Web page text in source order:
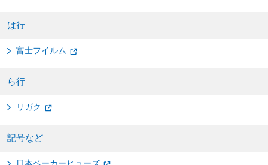
は行
富士フイルム
ら行
リガク
記号など